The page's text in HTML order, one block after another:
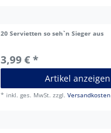
20 Servietten so seh`n Sieger aus
3,99 € *
Artikel anzeigen
* inkl. ges. MwSt. zzgl.Versandkosten